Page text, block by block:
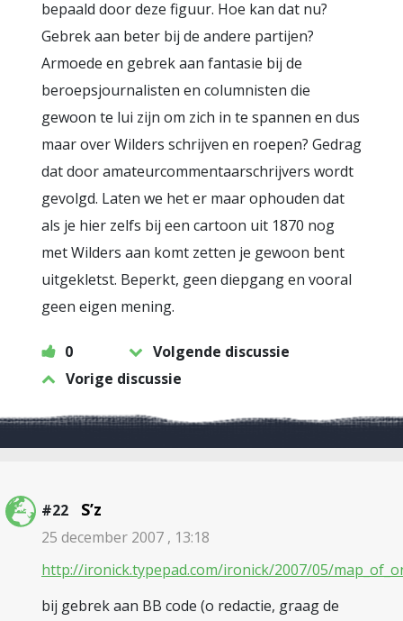
bepaald door deze figuur. Hoe kan dat nu?
Gebrek aan beter bij de andere partijen?
Armoede en gebrek aan fantasie bij de
beroepsjournalisten en columnisten die
gewoon te lui zijn om zich in te spannen en dus
maar over Wilders schrijven en roepen? Gedrag
dat door amateurcommentaarschrijvers wordt
gevolgd. Laten we het er maar ophouden dat
als je hier zelfs bij een cartoon uit 1870 nog
met Wilders aan komt zetten je gewoon bent
uitgekletst. Beperkt, geen diepgang en vooral
geen eigen mening.
0
Volgende discussie
Vorige discussie
#22 S’z
25 december 2007 , 13:18
http://ironick.typepad.com/ironick/2007/05/
bij gebrek aan BB code (o redactie, graag de